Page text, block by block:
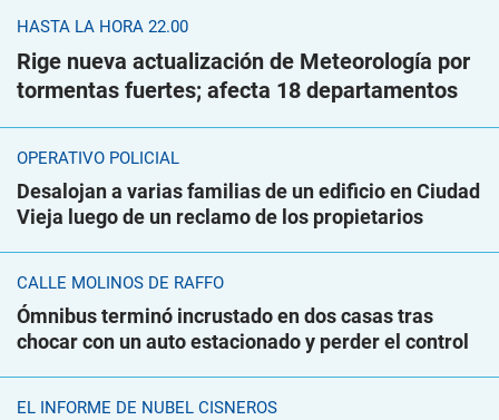
HASTA LA HORA 22.00
Rige nueva actualización de Meteorología por
tormentas fuertes; afecta 18 departamentos
OPERATIVO POLICIAL
Desalojan a varias familias de un edificio en Ciudad
Vieja luego de un reclamo de los propietarios
CALLE MOLINOS DE RAFFO
Ómnibus terminó incrustado en dos casas tras
chocar con un auto estacionado y perder el control
EL INFORME DE NUBEL CISNEROS